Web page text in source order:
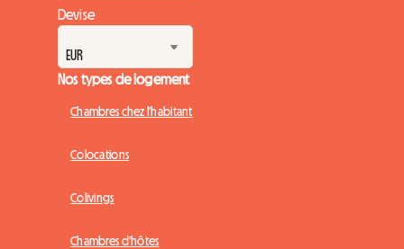
Devise
Nos types de logement
Chambres chez l'habitant
Colocations
Colivings
Chambres d'hôtes